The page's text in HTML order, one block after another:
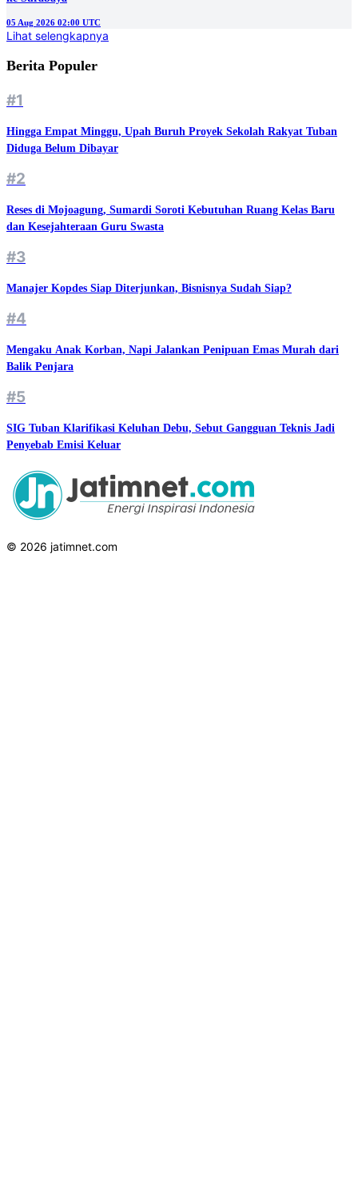
05 Aug 2026 02:00 UTC
Lihat selengkapnya
Berita Populer
#1
Hingga Empat Minggu, Upah Buruh Proyek Sekolah Rakyat Tuban
Diduga Belum Dibayar
#2
Reses di Mojoagung, Sumardi Soroti Kebutuhan Ruang Kelas Baru
dan Kesejahteraan Guru Swasta
#3
Manajer Kopdes Siap Diterjunkan, Bisnisnya Sudah Siap?
#4
Mengaku Anak Korban, Napi Jalankan Penipuan Emas Murah dari
Balik Penjara
#5
SIG Tuban Klarifikasi Keluhan Debu, Sebut Gangguan Teknis Jadi
Penyebab Emisi Keluar
© 2026 jatimnet.com